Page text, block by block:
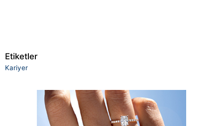
Etiketler
Kariyer